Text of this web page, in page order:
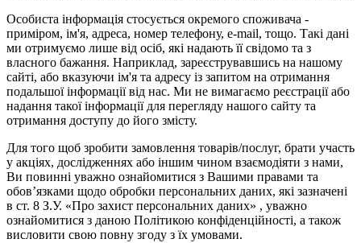
Особиста інформація стосується окремого споживача -
приміром, ім'я, адреса, номер телефону, e-mail, тощо. Такі дані
ми отримуємо лише від осіб, які надають її свідомо та з
власного бажання. Наприклад, зареєструвавшись на нашому
сайті, або вказуючи ім'я та адресу із запитом на отримання
подальшої інформації від нас. Ми не вимагаємо реєстрації або
надання такої інформації для перегляду нашого сайту та
отримання доступу до його змісту.
Для того щоб зробити замовлення товарів/послуг, брати участь
у акціях, дослідженнях або іншим чином взаємодіяти з нами,
Ви повинні уважно ознайомитися з Вашими правами та
обов’язками щодо обробки персональних даних, які зазначені
в ст. 8 З.У. «Про захист персональних даних» , уважно
ознайомитися з даною Політикою конфіденційності, а також
висловити свою повну згоду з їх умовами.